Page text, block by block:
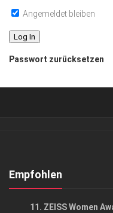
Angemeldet bleiben
Passwort zurücksetzen
Kontakt, Impressum
Empfohlen
11. ZEISS Women